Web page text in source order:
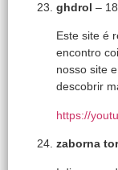
ghdrol –
Este site é
encontro
nosso site
descobrir
https://
zaborna